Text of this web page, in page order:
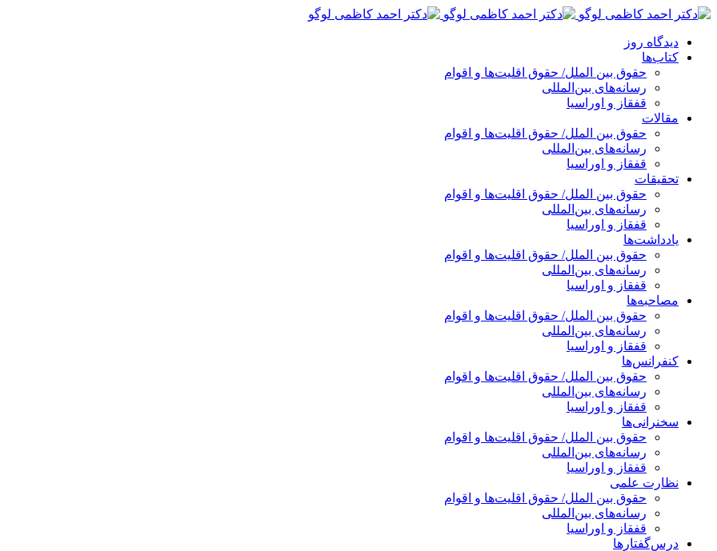
پرش
محتوا
دیدگاه روز
کتاب‌ها
حقوق بین الملل/ حقوق اقلیت‌ها و اقوام
رسانه‌های بین‌المللی
قفقاز و اوراسیا
مقالات
حقوق بین الملل/ حقوق اقلیت‌ها و اقوام
رسانه‌های بین‌المللی
قفقاز و اوراسیا
تحقیقات
حقوق بین الملل/ حقوق اقلیت‌ها و اقوام
رسانه‌های بین‌المللی
قفقاز و اوراسیا
یادداشت‌ها
حقوق بین الملل/ حقوق اقلیت‌ها و اقوام
رسانه‌های بین‌المللی
قفقاز و اوراسیا
مصاحبه‌ها
حقوق بین الملل/ حقوق اقلیت‌ها و اقوام
رسانه‌های بین‌المللی
قفقاز و اوراسیا
کنفرانس‌ها
حقوق بین الملل/ حقوق اقلیت‌ها و اقوام
رسانه‌های بین‌المللی
قفقاز و اوراسیا
سخنرانی‌ها
حقوق بین الملل/ حقوق اقلیت‌ها و اقوام
رسانه‌های بین‌المللی
قفقاز و اوراسیا
نظارت علمی
حقوق بین الملل/ حقوق اقلیت‌ها و اقوام
رسانه‌های بین‌المللی
قفقاز و اوراسیا
درس‌گفتارها